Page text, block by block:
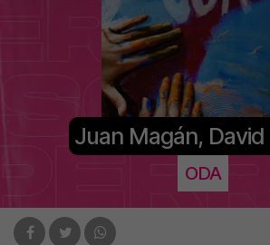
Juan Magán,
ODA